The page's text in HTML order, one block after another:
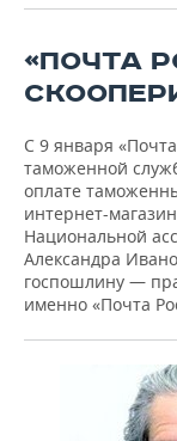
ХОККЕЙ С
«ПОЧТА
С 9 января
таможенной
оплате
интернет-
Национальной
Александра
госпошлину —
именно «Почта